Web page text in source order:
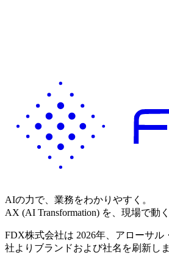
AIの力で、業務をわかりやすく。
AX (AI Transformation) を、現場で動
FDX株式会社は 2026年、アローサル
社よりブランドおよび社名を刷新しま